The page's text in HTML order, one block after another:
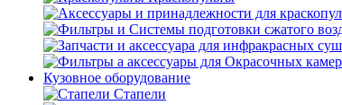
Кузовное оборудование
Стапели